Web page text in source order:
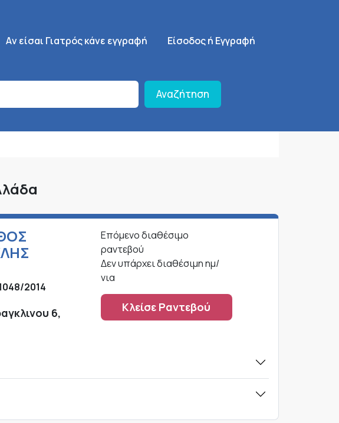
Κεντρική πλοήγηση
Aν είσαι Γιατρός κάνε εγγραφή SignUp Menu
Είσοδος ή Εγγραφή
Αναζήτηση
2014
6,
Επόμενο διαθέσιμο
ραντεβού
Δεν υπάρχει διαθέσιμη ημ/
νια
Κλείσε Ραντεβού